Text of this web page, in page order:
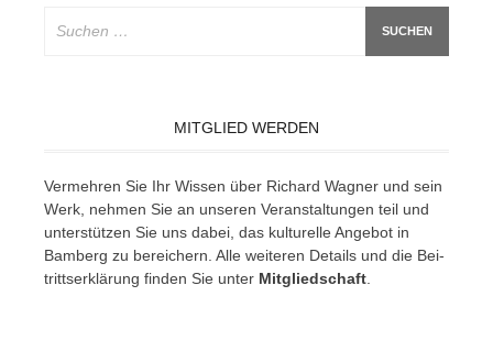
nach:
MITGLIED WERDEN
Ver­meh­ren Sie Ihr Wis­sen über Ri­chard Wag­ner und sein
Werk, neh­men Sie an un­se­ren Ver­an­stal­tun­gen teil und
un­ter­stüt­zen Sie uns da­bei, das kul­tu­rel­le An­ge­bot in
Bam­berg zu be­rei­chern. Alle wei­te­ren De­tails und die Bei­
tritts­er­klä­rung fin­den Sie un­ter Mit­glied­schaft